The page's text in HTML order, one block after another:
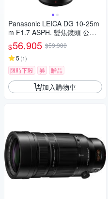
Panasonic LEICA DG 10-25m
m F1.7 ASPH. 變焦鏡頭 公司
貨
$56,905 $59,900
5 (1)
限時下殺 券 贈品
加入購物車